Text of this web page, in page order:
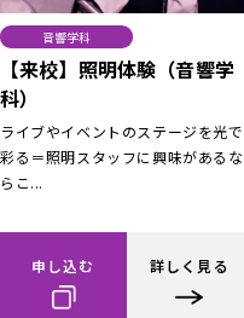
音響学科
【来校】照明体験（音響学
科）
ライブやイベントのステージを光で
彩る＝照明スタッフに興味があるな
らこ...
申し込む 詳しく見る